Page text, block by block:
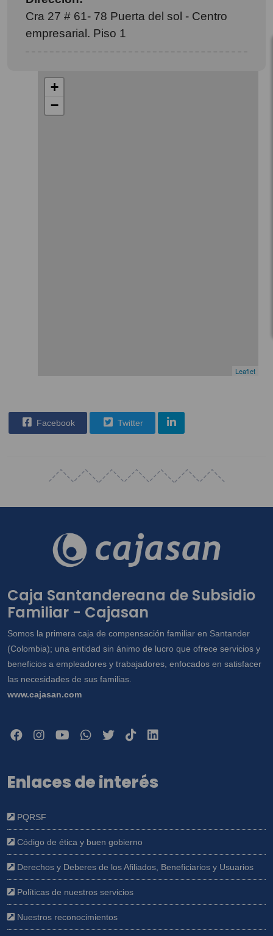
Cra 27 # 61- 78 Puerta del sol - Centro
empresarial. Piso 1
+
−
Leaflet
Facebook Twitter
Caja Santandereana de Subsidio
Familiar - Cajasan
Somos la primera caja de compensación familiar en Santander
(Colombia); una entidad sin ánimo de lucro que ofrece servicios y
beneficios a empleadores y trabajadores, enfocados en satisfacer
las necesidades de sus familias.
www.cajasan.com
Enlaces de interés
PQRSF
Código de ética y buen gobierno
Derechos y Deberes de los Afiliados, Beneficiarios y Usuarios
Políticas de nuestros servicios
Nuestros reconocimientos